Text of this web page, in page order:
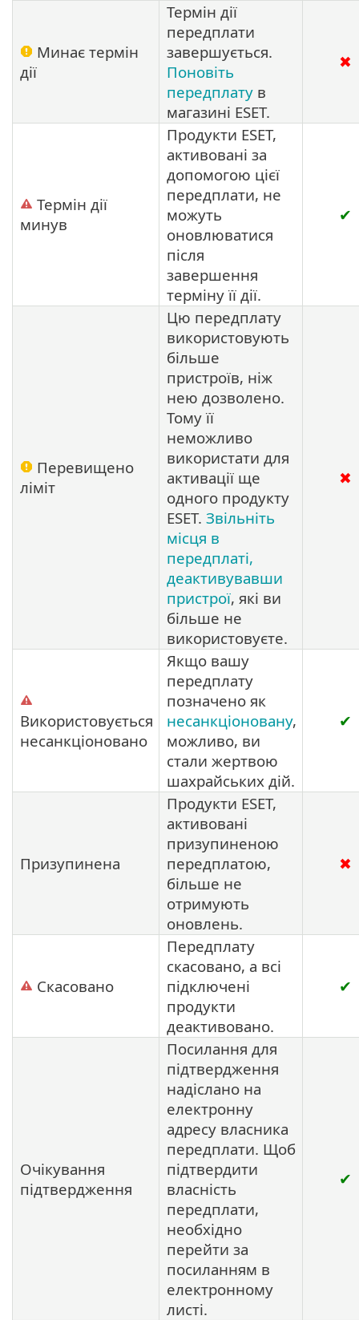
Минає термін
дії
Термін дії
передплати
завершується.
Поновіть
передплату в
магазині ESET.
✖
Термін дії
минув
Продукти ESET,
активовані за
допомогою цієї
передплати, не
можуть
оновлюватися
після
завершення
терміну її дії.
✔
Перевищено
ліміт
Цю передплату
використовують
більше
пристроїв, ніж
нею дозволено.
Тому її
неможливо
використати для
активації ще
одного продукту
ESET. Звільніть
місця в
передплаті,
деактивувавши
пристрої, які ви
більше не
використовуєте.
✖
Використовується
несанкціоновано
Якщо вашу
передплату
позначено як
несанкціоновану,
можливо, ви
стали жертвою
шахрайських дій.
✔
Призупинена
Продукти ESET,
активовані
призупиненою
передплатою,
більше не
отримують
оновлень.
✖
Скасовано
Передплату
скасовано, а всі
підключені
продукти
деактивовано.
✔
Очікування
підтвердження
Посилання для
підтвердження
надіслано на
електронну
адресу власника
передплати. Щоб
підтвердити
власність
передплати,
необхідно
перейти за
посиланням в
електронному
листі.
✔